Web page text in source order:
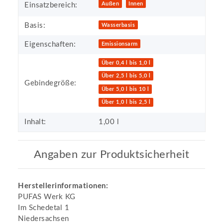
Einsatzbereich: Außen Innen
Basis: Wasserbasis
Eigenschaften: Emissionsarm
Gebindegröße:
Über 0,4 l bis 1,0 l
Über 2,5 l bis 5,0 l
Über 5,0 l bis 10 l
Über 1,0 l bis 2,5 l
Inhalt: 1,00 l
Angaben zur Produktsicherheit
Herstellerinformationen:
PUFAS Werk KG
Im Schedetal 1
Niedersachsen